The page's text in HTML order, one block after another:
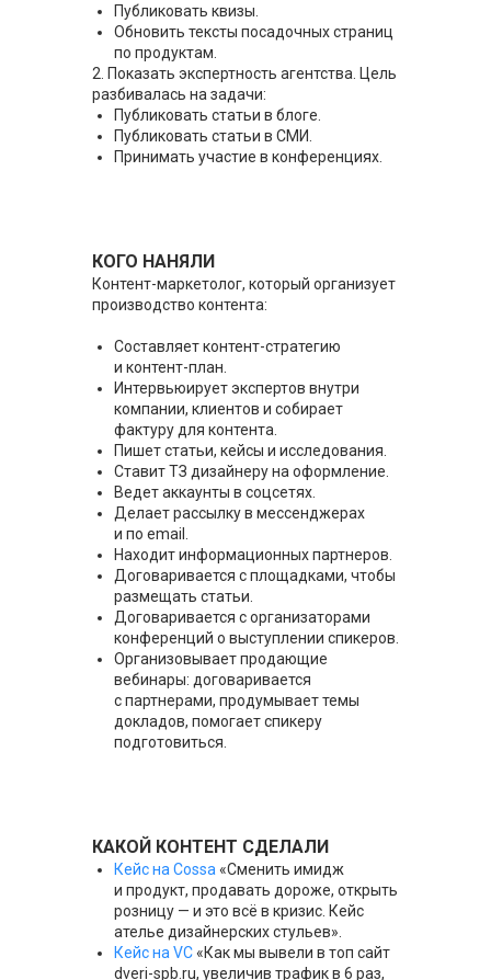
Публиковать квизы.
Обновить тексты посадочных страниц
по продуктам.
2. Показать экспертность агентства. Цель
разбивалась на задачи:
Публиковать статьи в блоге.
Публиковать статьи в СМИ.
Принимать участие в конференциях.
КОГО НАНЯЛИ
Контент-маркетолог, который организует
производство контента:
Составляет контент-стратегию
и контент-план.
Интервьюирует экспертов внутри
компании, клиентов и собирает
фактуру для контента.
Пишет статьи, кейсы и исследования.
Ставит ТЗ дизайнеру на оформление.
Ведет аккаунты в соцсетях.
Делает рассылку в мессенджерах
и по email.
Находит информационных партнеров.
Договаривается с площадками, чтобы
размещать статьи.
Договаривается с организаторами
конференций о выступлении спикеров.
Организовывает продающие
вебинары: договаривается
с партнерами, продумывает темы
докладов, помогает спикеру
подготовиться.
КАКОЙ КОНТЕНТ СДЕЛАЛИ
Кейс на Cossa «Сменить имидж
и продукт, продавать дороже, открыть
розницу — и это всё в кризис. Кейс
ателье дизайнерских стульев».
Кейс на VC«Как мы вывели в топ сайт
dveri-spb.ru, увеличив трафик в 6 раз,